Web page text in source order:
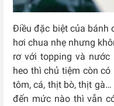
Điều đặc biệt của bánh
hơi chua nhẹ nhưng
rơ với topping và
heo thì chủ tiệm còn
tôm, cá, thịt bò, thịt
đến mức nào thì vẫn